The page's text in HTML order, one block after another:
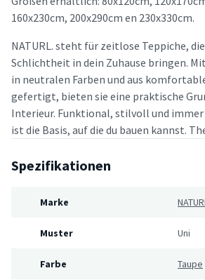
160x230cm, 200x290cm en 230x330cm.
NATURL. steht für zeitlose Teppiche,
Schlichtheit in dein Zuhause bringen.
in neutralen Farben und aus
gefertigt, bieten sie eine praktische
Interieur. Funktional, stilvoll und immer
ist die Basis, auf die du bauen kannst.
Spezifikationen
Marke
Muster Uni
Farbe Taupe